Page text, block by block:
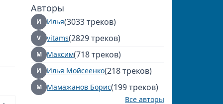
Авторы
И Илья(3033 треков)
V vitams(2829 треков)
М Максим(718 треков)
И Илья Мойсеенко(218 треков)
М Мамажанов Борис(199 треков)
Все авторы